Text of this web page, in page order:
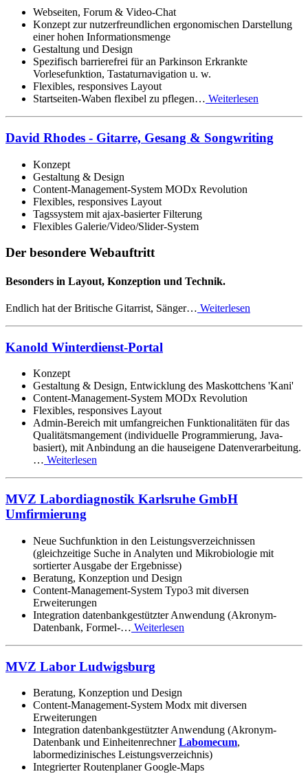
Webseiten, Forum & Video-Chat
Konzept zur nutzerfreundlichen ergonomischen Darstellung
einer hohen Informationsmenge
Gestaltung und Design
Spezifisch barrierefrei für an Parkinson Erkrankte
Vorlesefunktion, Tastaturnavigation u. w.
Flexibles, responsives Layout
Startseiten-Waben flexibel zu pflegen… Weiterlesen
David Rhodes - Gitarre, Gesang & Songwriting
Konzept
Gestaltung & Design
Content-Management-System MODx Revolution
Flexibles, responsives Layout
Tagssystem mit ajax-basierter Filterung
Flexibles Galerie/Video/Slider-System
Der besondere Webauftritt
Besonders in Layout, Konzeption und Technik.
Endlich hat der Britische Gitarrist, Sänger… Weiterlesen
Kanold Winterdienst-Portal
Konzept
Gestaltung & Design, Entwicklung des Maskottchens 'Kani'
Content-Management-System MODx Revolution
Flexibles, responsives Layout
Admin-Bereich mit umfangreichen Funktionalitäten für das
Qualitätsmangement (individuelle Programmierung, Java-
basiert), mit Anbindung an die hauseigene Datenverarbeitung.
… Weiterlesen
MVZ Labordiagnostik Karlsruhe GmbH
Umfirmierung
Neue Suchfunktion in den Leistungsverzeichnissen
(gleichzeitige Suche in Analyten und Mikrobiologie mit
sortierter Ausgabe der Ergebnisse)
Beratung, Konzeption und Design
Content-Management-System Typo3 mit diversen
Erweiterungen
Integration datenbankgestützter Anwendung (Akronym-
Datenbank, Formel-… Weiterlesen
MVZ Labor Ludwigsburg
Beratung, Konzeption und Design
Content-Management-System Modx mit diversen
Erweiterungen
Integration datenbankgestützter Anwendung (Akronym-
Datenbank und EinheitenrechnerLabomecum,
labormedizinisches Leistungsverzeichnis)
Integrierter Routenplaner Google-Maps